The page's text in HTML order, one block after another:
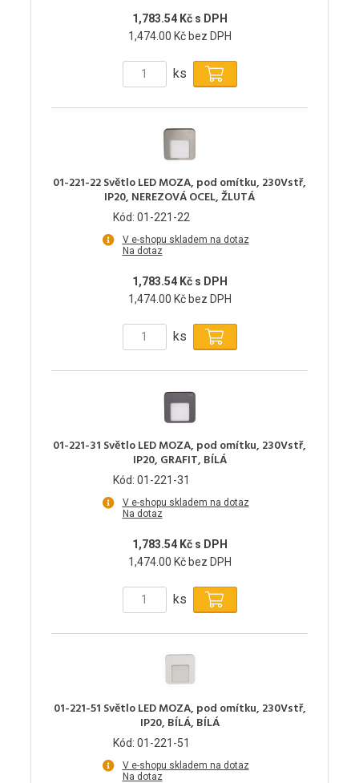
1,783.54 Kč s DPH
1,474.00 Kč bez DPH
ks
01-221-22 Světlo LED MOZA, pod omítku, 230Vstř,
IP20, NEREZOVÁ OCEL, ŽLUTÁ
Kód: 01-221-22
V e-shopu skladem na dotaz
Na dotaz
1,783.54 Kč s DPH
1,474.00 Kč bez DPH
ks
01-221-31 Světlo LED MOZA, pod omítku, 230Vstř,
IP20, GRAFIT, BÍLÁ
Kód: 01-221-31
V e-shopu skladem na dotaz
Na dotaz
1,783.54 Kč s DPH
1,474.00 Kč bez DPH
ks
01-221-51 Světlo LED MOZA, pod omítku, 230Vstř,
IP20, BÍLÁ, BÍLÁ
Kód: 01-221-51
V e-shopu skladem na dotaz
Na dotaz